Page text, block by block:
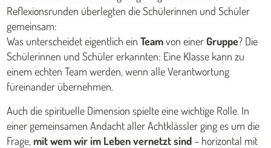
Reflexionsrunden überlegten die Schülerinnen und Schüler
gemeinsam:
Was unterscheidet eigentlich einTeamvon einer Gruppe? Die
Schülerinnen und Schüler erkannten: Eine Klasse kann zu
einem echten Team werden, wenn alle Verantwortung
füreinander übernehmen.
Auch die spirituelle Dimension spielte eine wichtige Rolle. In
einer gemeinsamen Andacht aller Achtklässler ging es um die
Frage, mit wem wir im Leben vernetzt sind – horizontal mit